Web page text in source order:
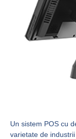
Un sistem POS cu
varietate de